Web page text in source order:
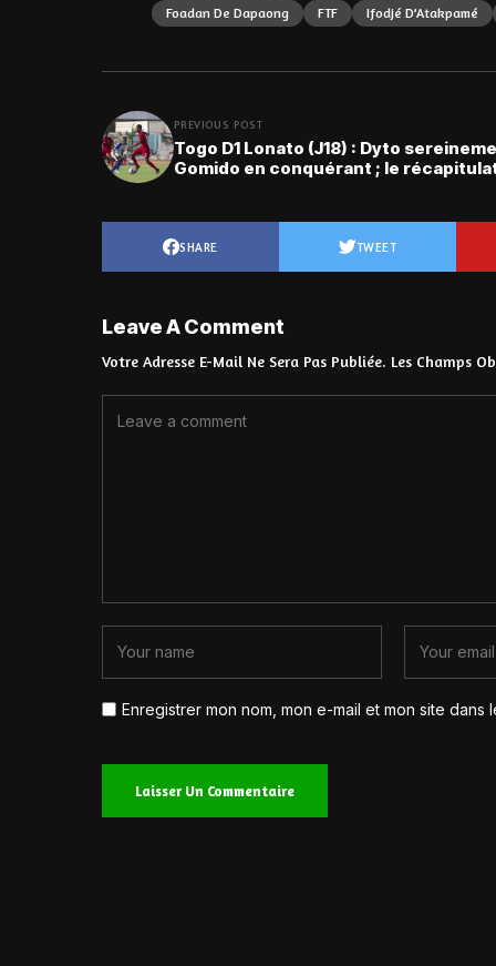
Foadan De Dapaong
FTF Ifodjé D’Atakpamé
PREVIOUS POST
Togo D1 Lonato (J18) : Dyto
Gomido en conquérant ; le
SHARE TWEET
Leave A Comment
Votre Adresse E-Mail Ne Sera Pas Publiée. Les Champs
Enregistrer mon nom, mon e-mail et mon site